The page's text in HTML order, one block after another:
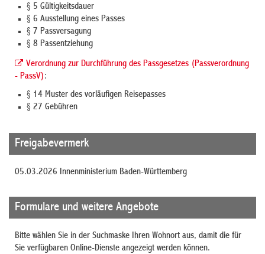
§ 5 Gültigkeitsdauer
§ 6 Ausstellung eines Passes
§ 7 Passversagung
§ 8 Passentziehung
Verordnung zur Durchführung des Passgesetzes (Passverordnung
- PassV):
§ 14 Muster des vorläufigen Reisepasses
§ 27 Gebühren
Freigabevermerk
05.03.2026 Innenministerium Baden-Württemberg
Formulare und weitere Angebote
Bitte wählen Sie in der Suchmaske Ihren Wohnort aus, damit die für
Sie verfügbaren Online-Dienste angezeigt werden können.